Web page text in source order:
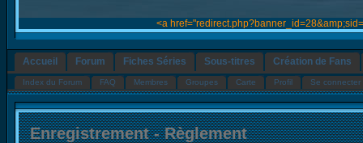
<a
Accueil Forum Fiches Séries Sous-titres Création de Fans
Index du Forum FAQ Membres Groupes Carte Profil Se connecter
Enregistrement - Règlement